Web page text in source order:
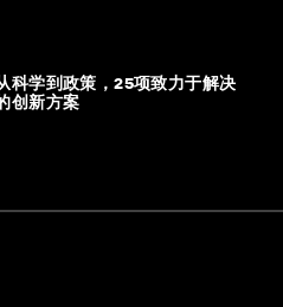
科学到政策，25项致力于解决
创新方案